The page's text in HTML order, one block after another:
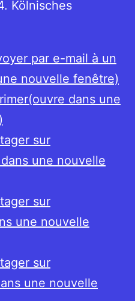
Kölnisches
par e-mail à un
nouvelle fenêtre)
dans une
sur
une nouvelle
sur
une nouvelle
sur
une nouvelle